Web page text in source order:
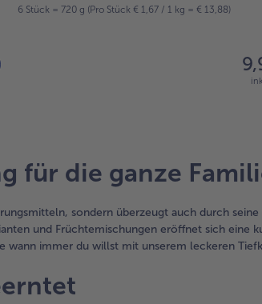
6 Stück = 720 g (Pro Stück € 1,67 / 1 kg = € 13,88)
für die ganze
sondern überzeugt auch durch
und Früchtemischungen eröffnet sich eine
wann immer du willst mit unserem leckeren